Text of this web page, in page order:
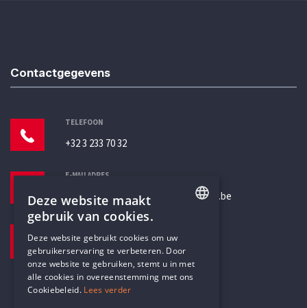
Contactgegevens
TELEFOON
+32 3 233 70 32
E-MAILADRES
secretariaat@humanistischverbond.be
Pottenbrug 4
Antwerpen, 2000
DUTCH
Deze website maakt
gebruik van cookies.
Deze website gebruikt cookies om uw
gebruikerservaring te verbeteren. Door
onze website te gebruiken, stemt u in met
alle cookies in overeenstemming met ons
Cookiebeleid. Lees verder